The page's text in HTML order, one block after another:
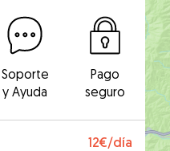
Soporte
y Ayuda
Pago
seguro
12€/día